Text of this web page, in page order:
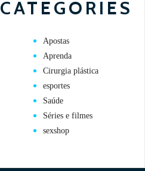
CATEGORIES
Apostas
Aprenda
Cirurgia plástica
esportes
Saúde
Séries e filmes
sexshop